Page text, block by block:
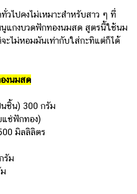
ไปคงไม่เหมาะสำหรับสาว ๆ ที่
นูแกงบวดฟักทองนมสด สูตรนี้ใช้นม
ะไม่หอมมันเท่ากับใส่กะทิแต่ก็ได้
งนมสด
ชิ้น) 300 กรัม
ช่ฟักทอง)
มิลลิลิตร
รัม